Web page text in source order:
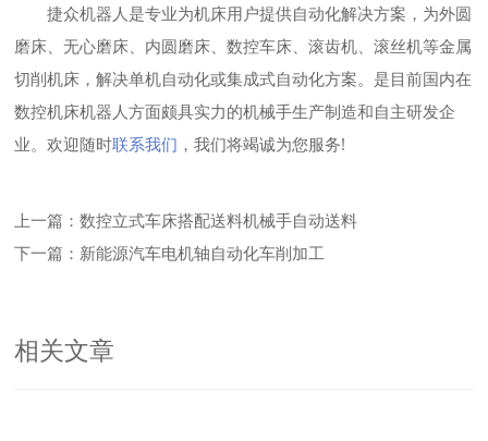
捷众机器人是专业为机床用户提供自动化解决方案，为外圆
磨床、无心磨床、内圆磨床、数控车床、滚齿机、滚丝机等金属
切削机床，解决单机自动化或集成式自动化方案。是目前国内在
数控机床机器人方面颇具实力的机械手生产制造和自主研发企
业。欢迎随时联系我们 ，我们将竭诚为您服务!
上一篇：数控立式车床搭配送料机械手自动送料
下一篇：新能源汽车电机轴自动化车削加工
相关文章